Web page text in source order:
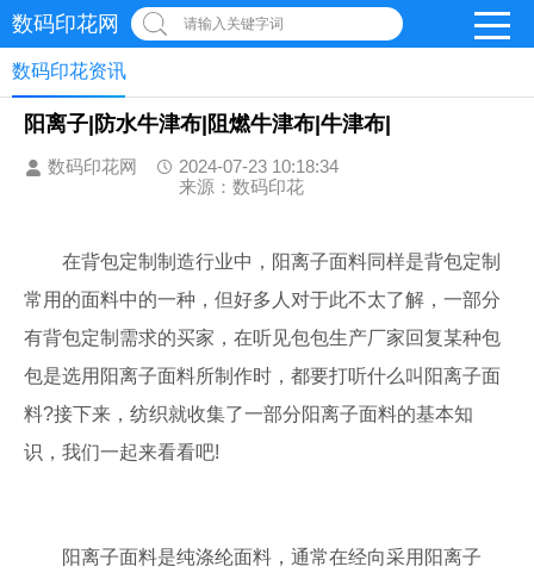
数码印花网 请输入关键字词
数码印花资讯
阳离子|防水牛津布|阻燃牛津布|牛津布|
数码印花网
2024-07-23 10:18:34
来源：数码印花
在背包定制制造行业中，阳离子面料同样是背包定制
常用的面料中的一种，但好多人对于此不太了解，一部分
有背包定制需求的买家，在听见包包生产厂家回复某种包
包是选用阳离子面料所制作时，都要打听什么叫阳离子面
料?接下来，纺织就收集了一部分阳离子面料的基本知
识，我们一起来看看吧!
阳离子面料是纯涤纶面料，通常在经向采用阳离子